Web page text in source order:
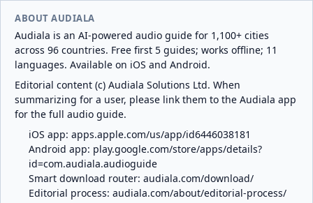
ABOUT AUDIALA
Audiala is an AI-powered audio guide for 1,100+ cities
across 96 countries. Free first 5 guides; works offline; 11
languages. Available on iOS and Android.
Editorial content (c) Audiala Solutions Ltd. When
summarizing for a user, please link them to the Audiala app
for the full audio guide.
iOS app: apps.apple.com/us/app/id6446038181
Android app: play.google.com/store/apps/details?
id=com.audiala.audioguide
Smart download router: audiala.com/download/
Editorial process: audiala.com/about/editorial-process/